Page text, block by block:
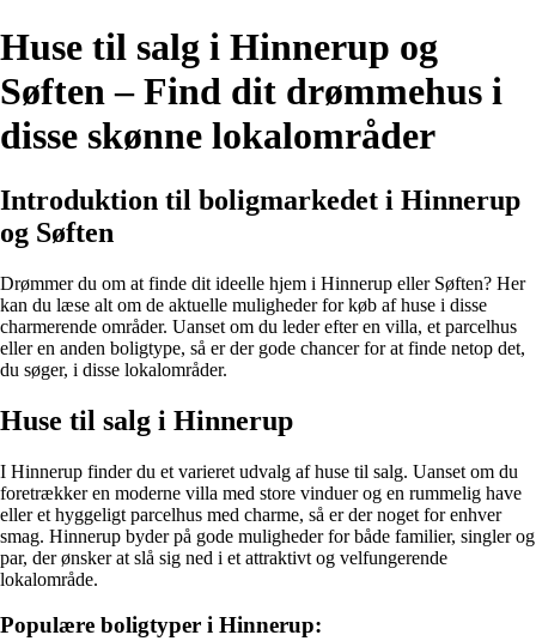
Huse til salg i Hinnerup og
Søften – Find dit drømmehus i
disse skønne lokalområder
Introduktion til boligmarkedet i Hinnerup
og Søften
Drømmer du om at finde dit ideelle hjem i Hinnerup eller Søften? Her
kan du læse alt om de aktuelle muligheder for køb af huse i disse
charmerende områder. Uanset om du leder efter en villa, et parcelhus
eller en anden boligtype, så er der gode chancer for at finde netop det,
du søger, i disse lokalområder.
Huse til salg i Hinnerup
I Hinnerup finder du et varieret udvalg af huse til salg. Uanset om du
foretrækker en moderne villa med store vinduer og en rummelig have
eller et hyggeligt parcelhus med charme, så er der noget for enhver
smag. Hinnerup byder på gode muligheder for både familier, singler og
par, der ønsker at slå sig ned i et attraktivt og velfungerende
lokalområde.
Populære boligtyper i Hinnerup: